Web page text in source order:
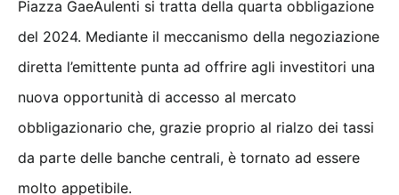
Piazza GaeAulenti si tratta della quarta obbligazione
del 2024. Mediante il meccanismo della negoziazione
diretta l’emittente punta ad offrire agli investitori una
nuova opportunità di accesso al mercato
obbligazionario che, grazie proprio al rialzo dei tassi
da parte delle banche centrali, è tornato ad essere
molto appetibile.